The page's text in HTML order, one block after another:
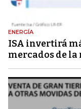
ENERGÍA
ISA invertirá
mercados de